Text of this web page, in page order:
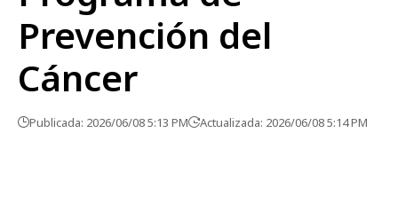
Prevención del
Cáncer
Publicada: 2026/06/08 5:13 PM Actualizada: 2026/06/08 5:14 PM